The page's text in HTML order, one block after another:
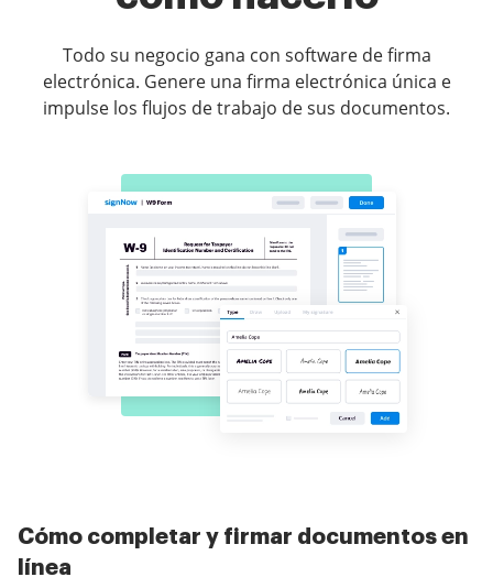
Todo su negocio gana con software de firma
electrónica. Genere una firma electrónica única e
impulse los flujos de trabajo de sus documentos.
Cómo completar y firmar documentos en
línea